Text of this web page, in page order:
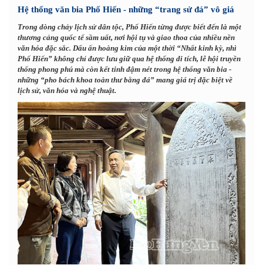
Hệ thống văn bia Phố Hiến - những “trang sử đá” vô giá
Trong dòng chảy lịch sử dân tộc, Phố Hiến từng được biết đến là một
thương cảng quốc tế sầm uất, nơi hội tụ và giao thoa của nhiều nền
văn hóa đặc sắc. Dấu ấn hoàng kim của một thời “Nhất kinh kỳ, nhì
Phố Hiến” không chỉ được lưu giữ qua hệ thống di tích, lễ hội truyền
thống phong phú mà còn kết tinh đậm nét trong hệ thống văn bia -
những “pho bách khoa toàn thư bằng đá” mang giá trị đặc biệt về
lịch sử, văn hóa và nghệ thuật.